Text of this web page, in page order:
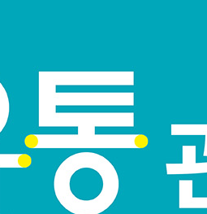
술
의고사